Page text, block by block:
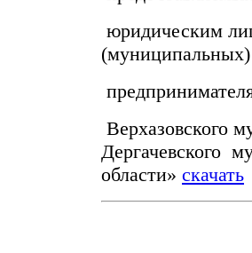
юридическим
Верхазовского
Дергачевского
области» скачать